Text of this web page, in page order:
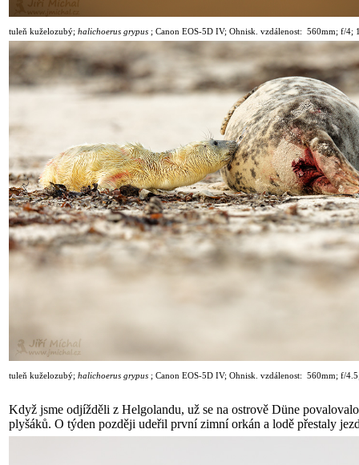
tuleň kuželozubý; halichoerus grypus ; Canon EOS-5D IV; Ohnisk. vzdálenost: 560mm; f/4;
tuleň kuželozubý; halichoerus grypus ; Canon EOS-5D IV; Ohnisk. vzdálenost: 560mm; f/
Když jsme odjížděli z Helgolandu, už se na ostrově Düne
plyšáků. O týden později udeřil první zimní orkán a lodě přestaly